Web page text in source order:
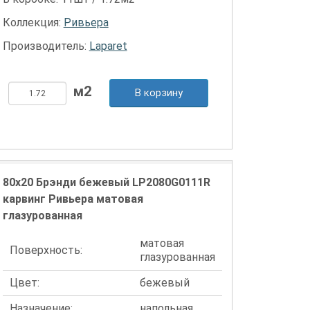
Коллекция: Ривьера
Производитель: Laparet
В корзину
80x20 Брэнди бежевый LP2080G0111R
карвинг Ривьера матовая
глазурованная
Поверхность:
матовая
глазурованная
Цвет:
бежевый